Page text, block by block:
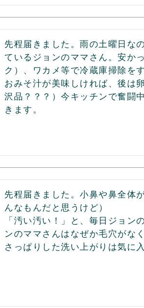
先程届きました。雨の土曜日な
ているジョンのママさん。安か
ク）、ワカメ等で冷蔵庫掃除を
おみそ汁が美味しければ、後は
沢品？？？）今キッチンで奮闘
きます。
先程届きました。小鼻や鼻全体
んなもんだと思うけど）
「汚い汚い！」と、毎日ジョン
ンのママさんはなぜか毛穴がな
さっぱりした洗い上がりは気に